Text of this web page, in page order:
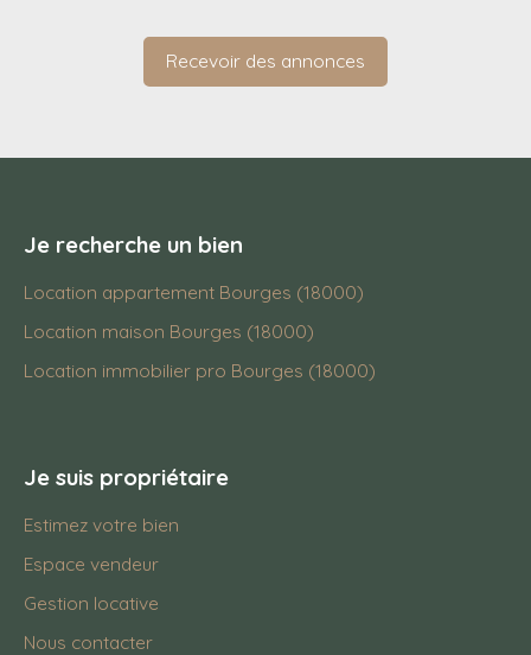
Recevoir des annonces
Je recherche un bien
Location appartement Bourges (18000)
Location maison Bourges (18000)
Location immobilier pro Bourges (18000)
Je suis propriétaire
Estimez votre bien
Espace vendeur
Gestion locative
Nous contacter